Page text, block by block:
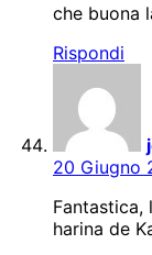
che buona
Rispondi
20 Giugno
Fantastica,
harina de